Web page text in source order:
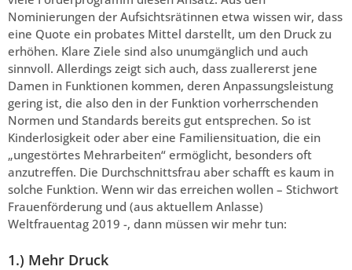
Nominierungen der Aufsichtsrätinnen etwa wissen wir, dass
eine Quote ein probates Mittel darstellt, um den Druck zu
erhöhen. Klare Ziele sind also unumgänglich und auch
sinnvoll. Allerdings zeigt sich auch, dass zuallererst jene
Damen in Funktionen kommen, deren Anpassungsleistung
gering ist, die also den in der Funktion vorherrschenden
Normen und Standards bereits gut entsprechen. So ist
Kinderlosigkeit oder aber eine Familiensituation, die ein
„ungestörtes Mehrarbeiten“ ermöglicht, besonders oft
anzutreffen. Die Durchschnittsfrau aber schafft es kaum in
solche Funktion. Wenn wir das erreichen wollen – Stichwort
Frauenförderung und (aus aktuellem Anlasse)
Weltfrauentag 2019 -, dann müssen wir mehr tun:
1.) Mehr Druck